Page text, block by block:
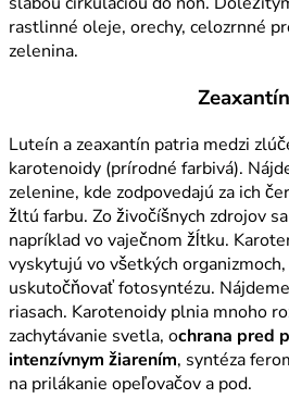
rastlinné oleje, orechy, celozrnné
zelenina.
Zeaxantín
Luteín a zeaxantín patria medzi
karotenoidy (prírodné farbivá).
zelenine, kde zodpovedajú za ich
žltú farbu. Zo živočíšnych zdrojov
napríklad vo vaječnom žĺtku.
vyskytujú vo všetkých
uskutočňovať fotosyntézu.
riasach. Karotenoidy plnia mnoho
zachytávanie svetla, ochrana pred
intenzívnym žiarením, syntéza
na prilákanie opeľovačov a pod.